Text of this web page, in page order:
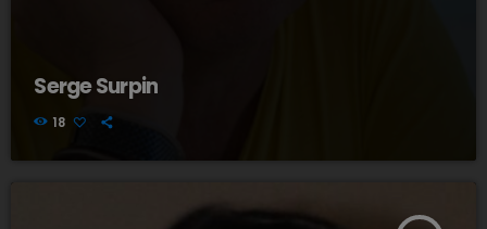
Serge Surpin
18